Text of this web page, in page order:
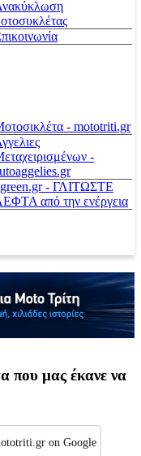
- mototriti.gr
-
- ΓΛΙΤΩΣΤΕ
από την ενέργεια
που μας έκανε να
on Google